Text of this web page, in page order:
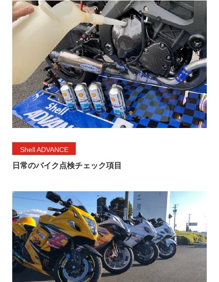
Shell ADVANCE
日常のバイク点検チェック項目